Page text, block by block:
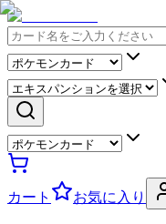
カート お気に入り